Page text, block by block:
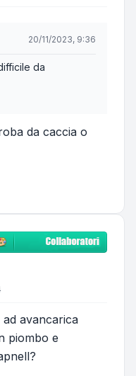
20/11/2023, 9:36
da
da caccia o
avancarica
piombo e